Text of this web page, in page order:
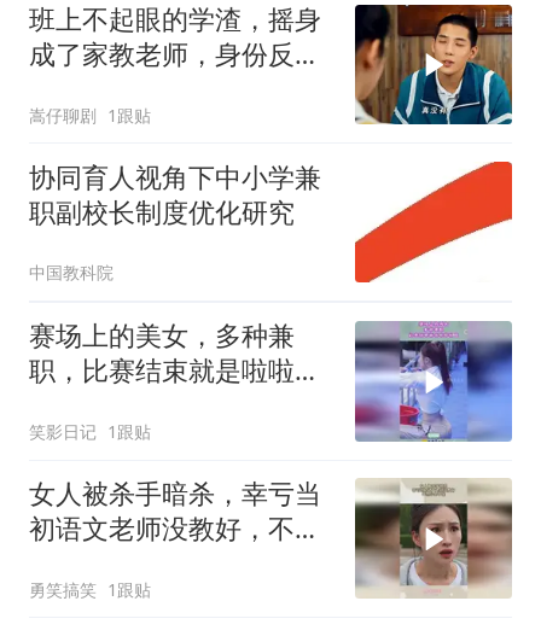
班上不起眼的学渣，摇身
成了家教老师，身份反转
嵩仔聊剧 1跟贴
协同育人视角下中小学兼
职副校长制度优化研究
中国教科院
赛场上的美女，多种兼
职，比赛结束就是啦啦队
笑影日记 1跟贴
女人被杀手暗杀，幸亏当
初语文老师没教好，不然
勇笑搞笑 1跟贴